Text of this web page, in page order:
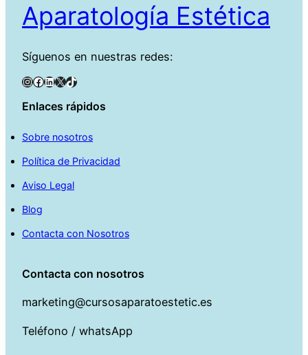
Aparatología Estética
Síguenos en nuestras redes:
InstagramFacebook LinkedIn X TikTok
Enlaces rápidos
Sobre nosotros
Política de Privacidad
Aviso Legal
Blog
Contacta con Nosotros
Contacta con nosotros
marketing@cursosaparatoestetic.es
Teléfono / whatsApp